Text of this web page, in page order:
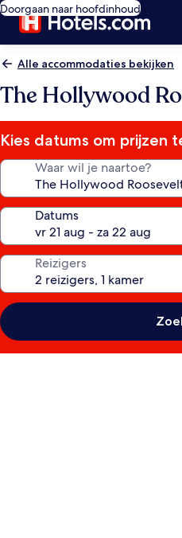
Doorgaan naar hoofdinhoud
Alle accommodaties bekijken
The Hollywood
Kies datums om prijzen
Waar wil je naartoe?
Datums
Reizigers